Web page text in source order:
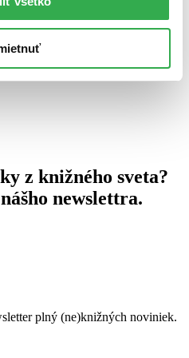
z knižného sveta?
newslettra.
plný (ne)knižných noviniek.